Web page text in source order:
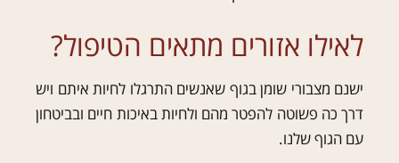
לאילו אזורים מתאים הטיפול?
ישנם מצבורי שומן בגוף שאנשים התרגלו לחיות איתם ויש
דרך כה פשוטה להפטר מהם ולחיות באיכות חיים ובביטחון
עם הגוף שלנו.